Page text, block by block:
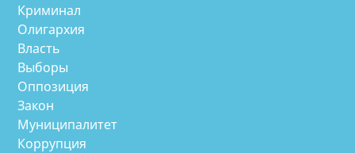
Криминал
Олигархия
Власть
Выборы
Оппозиция
Закон
Муниципалитет
Коррупция